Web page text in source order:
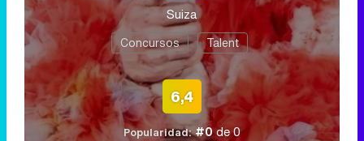
Suiza
Concursos Talent
6,4
Popularidad: #0de 0